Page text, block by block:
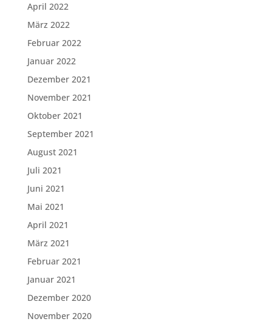
April 2022
März 2022
Februar 2022
Januar 2022
Dezember 2021
November 2021
Oktober 2021
September 2021
August 2021
Juli 2021
Juni 2021
Mai 2021
April 2021
März 2021
Februar 2021
Januar 2021
Dezember 2020
November 2020